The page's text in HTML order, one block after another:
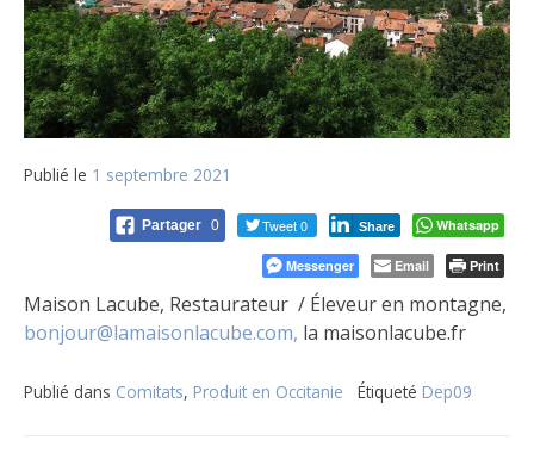
Publié le 1 septembre 2021
Partager 0 Tweet 0 Share Whatsapp
Messenger Email Print
Maison Lacube, Restaurateur / Éleveur en montagne,
bonjour@lamaisonlacube.com, la maisonlacube.fr
Publié dans Comitats, Produit en Occitanie Étiqueté Dep09